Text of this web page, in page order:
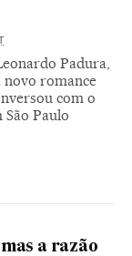
Padura,
novo romance
com o
São Paulo
a razão